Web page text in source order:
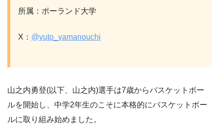
所属：ポーランド大学
X： @yuto_yamanouchi
山之内勇登(以下、山之内)選手は7歳からバスケットボー
ルを開始し、中学2年生のこそに本格的にバスケットボー
ルに取り組み始めました。